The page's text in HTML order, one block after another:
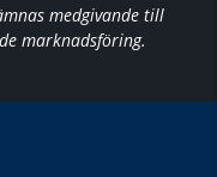
medgivande till
marknadsföring.